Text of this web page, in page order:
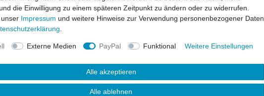
Motorsport Gr.A Anlage mittig
1.002,85 € *
Friedrich Motorsport Gr.A Anlage mittig
85/92kW / 2.0l 16V 100kW, 2.0l DI
60kW / 2.0l DTI 74kW / 2.2l 16V
108kW / 2.2l DTI 92kW
die Einwilligung zu einem späteren Zeitpunkt zu ändern oder zu widerrufen.
Impressum und weitere Hinweise zur Verwendung personenbezogener Daten
Externe Medien PayPal Funktional Weitere Einstellungen
Alle akzeptieren
Alle ablehnen